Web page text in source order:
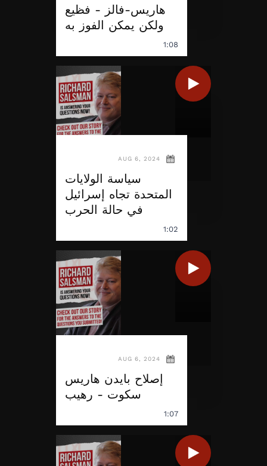
هاريس-فالز - فظيع
ولكن يمكن الفوز به
1:08
AUG 6, 2024
سياسة الولايات
المتحدة تجاه إسرائيل
في حالة الحرب
1:02
AUG 6, 2024
إصلاح بايدن هاريس
سكوت - رهيب
1:07